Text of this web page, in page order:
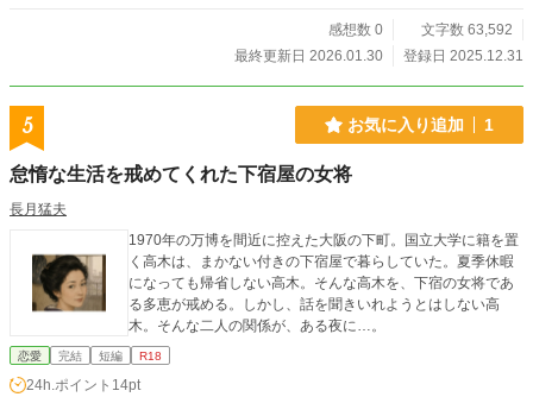
感想数 0
文字数 63,592
最終更新日 2026.01.30
登録日 2025.12.31
5 お気に入り追加 1
怠惰な生活を戒めてくれた下宿屋の女将
長月猛夫
1970年の万博を間近に控えた大阪の下町。国立大学に籍を置
く高木は、まかない付きの下宿屋で暮らしていた。夏季休暇
になっても帰省しない高木。そんな高木を、下宿の女将であ
る多恵が戒める。しかし、話を聞きいれようとはしない高
木。そんな二人の関係が、ある夜に…。
恋愛 完結 短編 R18
24h.ポイント 14pt